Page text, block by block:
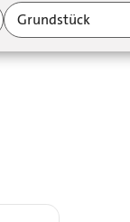
Grundstück